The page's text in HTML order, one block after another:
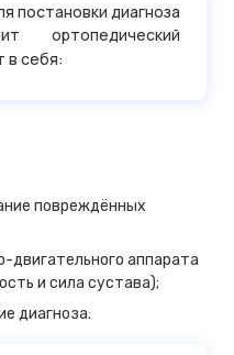
постановки диагноза
ортопедический
в себя:
повреждённых
двигательного аппарата
и сила сустава);
диагноза.